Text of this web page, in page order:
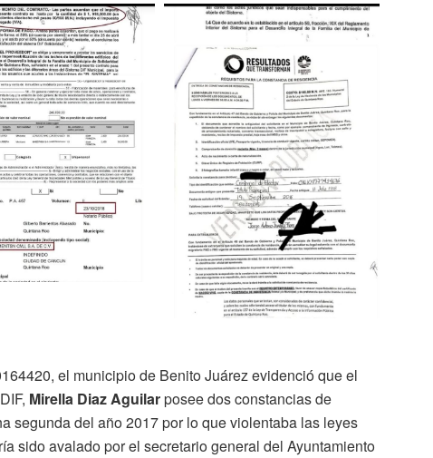
el municipio de Benito Juárez evidenció que el
Mirella Diaz Aguilarposee dos constancias de
segunda del año 2017 por lo que violentaba las leyes
sido avalado por el secretario general del Ayuntamiento